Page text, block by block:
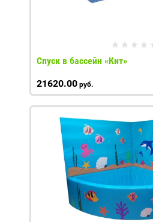
Спуск в бассейн «Кит»
21620.00 руб.